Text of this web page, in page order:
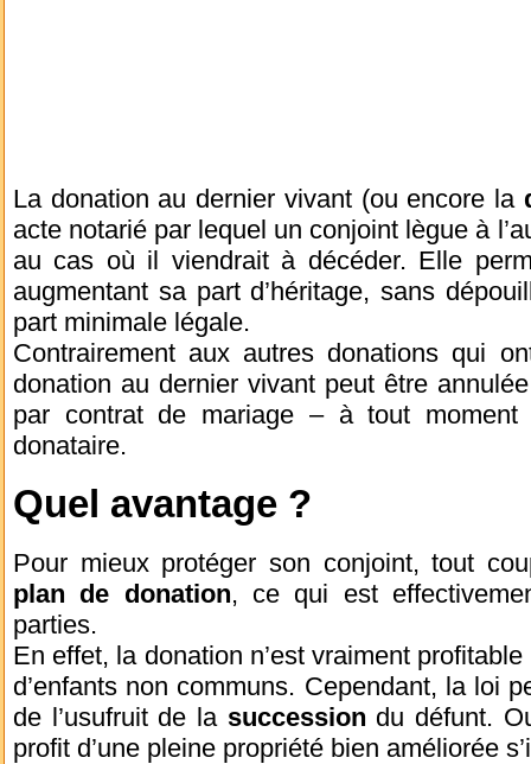
La donation au dernier vivant (ou encore la
acte notarié par lequel un conjoint lègue à
au cas où il viendrait à décéder. Elle
augmentant sa part d’héritage, sans
part minimale légale.
Contrairement aux autres donations qui
donation au dernier vivant peut être
par contrat de mariage – à tout moment
donataire.
Quel avantage ?
Pour mieux protéger son conjoint, tout
plan de donation, ce qui est
parties.
En effet, la donation n’est vraiment
d’enfants non communs. Cependant, la loi
de l’usufruit de la succession du défunt.
profit d’une pleine propriété bien améliorée